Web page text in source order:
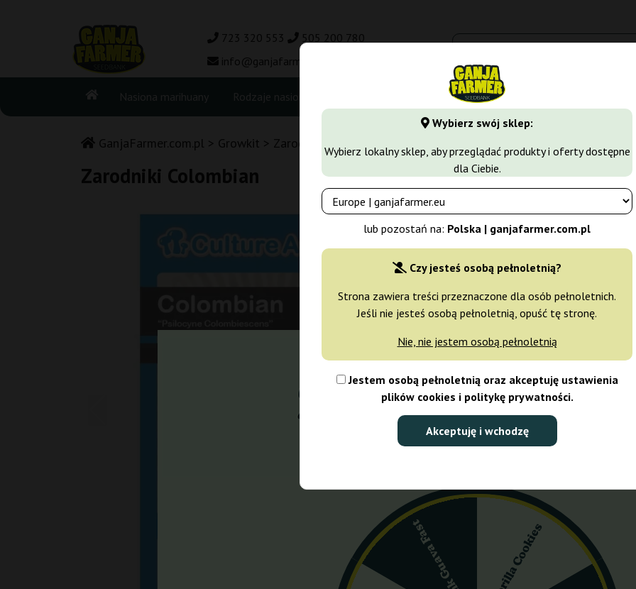
Wybierz swój sklep:
Wybierz lokalny sklep, aby przeglądać produkty i oferty dostępne
dla Ciebie.
lub pozostań na: Polska | ganjafarmer.com.pl
Czy jesteś osobą pełnoletnią?
Strona zawiera treści przeznaczone dla osób pełnoletnich.
Jeśli nie jesteś osobą pełnoletnią, opuść tę stronę.
Nie, nie jestem osobą pełnoletnią
Jestem osobą pełnoletnią oraz akceptuję ustawienia
plików cookies i politykę prywatności.
Akceptuję i wchodzę
723 320 553
505 200 780
info@ganjafarmer.com.pl
Nasiona marihuany Rodzaje nasion Odmiany marihuany
GanjaFarmer.com.pl Growkit Zarodniki Grzybów
Zarodniki Colombian
GrowKit
Oryginalne opakowanie:
5 ml
Wysyłka 3-7 dni
wysyłane w piątki ze względu
konieczność przechowywania w
lodówce.
89,00 zł
Ilość opakowań:
Do koszyka
Gorilla Cookies
Pink Guava Fast